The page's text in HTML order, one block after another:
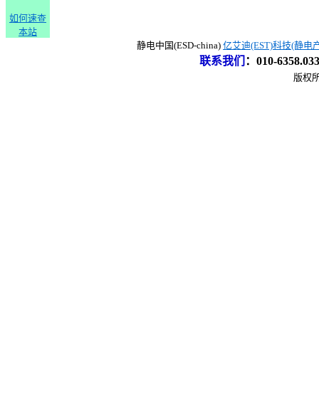
如何速查
本站
静电中国(ESD-china) 亿艾迪(EST)科技(静电
联系我们 ： 010-
版权